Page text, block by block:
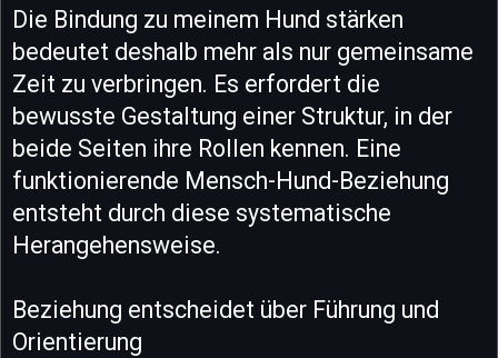
Die Bindung zu meinem Hund stärken
bedeutet deshalb mehr als nur gemeinsame
Zeit zu verbringen. Es erfordert die
bewusste Gestaltung einer Struktur, in der
beide Seiten ihre Rollen kennen. Eine
funktionierende Mensch-Hund-Beziehung
entsteht durch diese systematische
Herangehensweise.
Beziehung entscheidet über Führung und
Orientierung